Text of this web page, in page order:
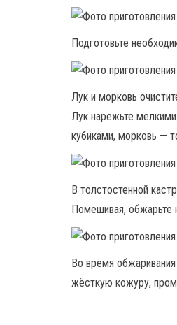
Подготовьте
Лук и морковь
Лук нарежьте мелкими
кубиками, морковь —
В толстостенной
Помешивая, обжарьте
Во время
жёсткую кожуру,